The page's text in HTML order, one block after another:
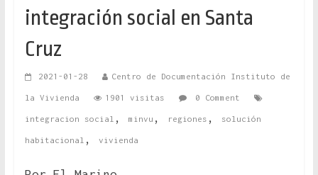
integración social en Santa
Cruz
2021-01-28 Centro de Documentación Instituto de
la Vivienda 1901 visitas 0 Comment
integracion social , minvu , regiones , solución
habitacional , vivienda